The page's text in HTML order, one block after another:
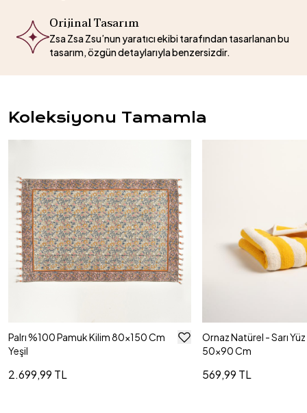
Orijinal Tasarım
Zsa Zsa Zsu’nun yaratıcı ekibi tarafından tasarlanan bu
tasarım, özgün detaylarıyla benzersizdir.
Koleksiyonu Tamamla
Palrı %100 Pamuk Kilim 80x150 Cm
Yeşil
2.699,99 TL
Ornaz Natürel - Sarı
50x90 Cm
569,99 TL